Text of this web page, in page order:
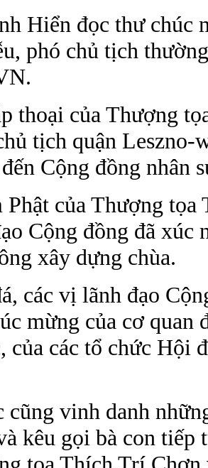
Hiển đọc thư chúc
phó chủ tịch
thoại của Thượng
tịch quận
Cộng đồng nhân
Phật của Thượng
Cộng đồng đã
xây dựng chùa.
các vị lãnh đạo
mừng của cơ
của các tổ chức Hội
cũng vinh danh
kêu gọi bà con tiếp